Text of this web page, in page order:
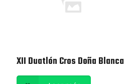
XII Duatlón Cros Doña Blanca